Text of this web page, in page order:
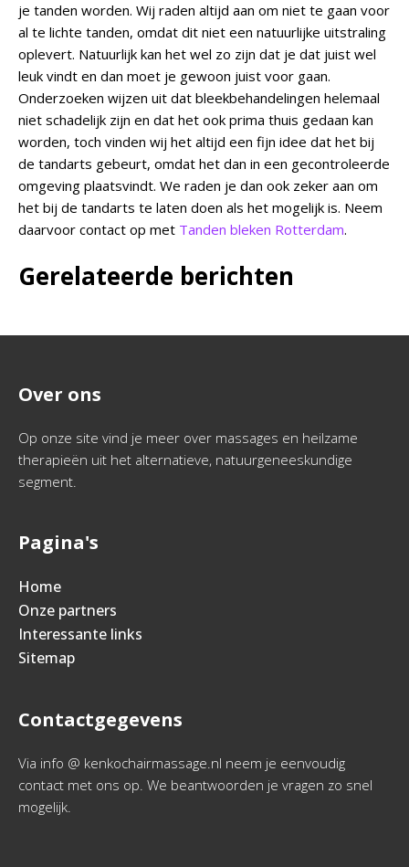
je tanden worden. Wij raden altijd aan om niet te gaan voor
al te lichte tanden, omdat dit niet een natuurlijke uitstraling
oplevert. Natuurlijk kan het wel zo zijn dat je dat juist wel
leuk vindt en dan moet je gewoon juist voor gaan.
Onderzoeken wijzen uit dat bleekbehandelingen helemaal
niet schadelijk zijn en dat het ook prima thuis gedaan kan
worden, toch vinden wij het altijd een fijn idee dat het bij
de tandarts gebeurt, omdat het dan in een gecontroleerde
omgeving plaatsvindt. We raden je dan ook zeker aan om
het bij de tandarts te laten doen als het mogelijk is. Neem
daarvoor contact op met Tanden bleken Rotterdam.
Gerelateerde berichten
Over ons
Op onze site vind je meer over massages en heilzame
therapieën uit het alternatieve, natuurgeneeskundige
segment.
Pagina's
Home
Onze partners
Interessante links
Sitemap
Contactgegevens
Via info @ kenkochairmassage.nl neem je eenvoudig
contact met ons op. We beantwoorden je vragen zo snel
mogelijk.